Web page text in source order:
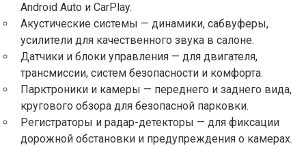
Android Auto и CarPlay.
Акустические системы — динамики, сабвуферы,
усилители для качественного звука в салоне.
Датчики и блоки управления — для двигателя,
трансмиссии, систем безопасности и комфорта.
Парктроники и камеры — переднего и заднего вида,
кругового обзора для безопасной парковки.
Регистраторы и радар-детекторы — для фиксации
дорожной обстановки и предупреждения о камерах.